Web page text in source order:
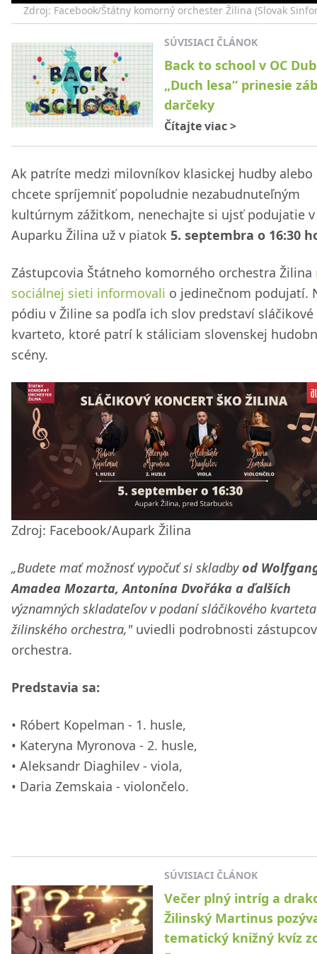
Zdroj: Facebook/Štátny komorný orchester Žilina (Slovak
SÚVISIACI ČLÁNOK
Back to school v OC
„Duch lesa“ prinesie
darčeky
Čítajte viac>
Ak patríte medzi milovníkov klasickej hudby alebo
chcete spríjemniť popoludnie nezabudnuteľným
kultúrnym zážitkom, nenechajte si ujsť podujatie v
Auparku Žilina už v piatok 5. septembra o 16:30
Zástupcovia Štátneho komorného orchestra Žilina
sociálnej sieti informovali o jedinečnom podujatí.
pódiu v Žiline sa podľa ich slov predstaví sláčikové
kvarteto, ktoré patrí k stáliciam slovenskej
scény.
Zdroj: Facebook/Aupark Žilina
„Budete mať možnosť vypočuť si skladbyod
Amadea Mozarta, Antonína Dvořáka a ďalších
významných skladateľov v podaní sláčikového kvarteta
žilinského orchestra,"uviedli podrobnosti
orchestra.
Predstavia sa:
Róbert Kopelman - 1. husle,
Kateryna Myronova - 2. husle,
Aleksandr Diaghilev - viola,
Daria Zemskaia - violončelo.
SÚVISIACI ČLÁNOK
Večer plný intríg a
Žilinský Martinus
tematický knižný kvíz